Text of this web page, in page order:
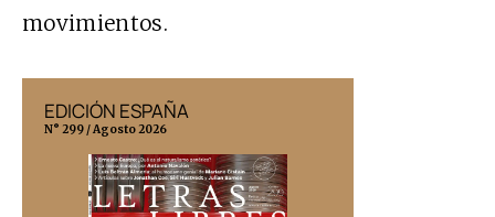
movimientos.
EDICIÓN ESPAÑA
N° 299 / Agosto 2026